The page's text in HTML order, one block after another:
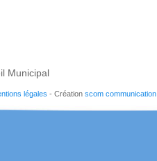
Municipal
légales - Création scom communication